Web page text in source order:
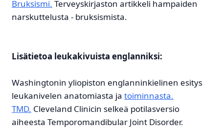
Bruksismi. Terveyskirjaston artikkeli hampaiden
narskuttelusta - bruksismista.
Lisätietoa leukakivuista englanniksi:
Washingtonin yliopiston englanninkielinen esitys
leukanivelen anatomiasta ja toiminnasta.
TMD. Cleveland Clinicin selkeä potilasversio
aiheesta Temporomandibular Joint Disorder.